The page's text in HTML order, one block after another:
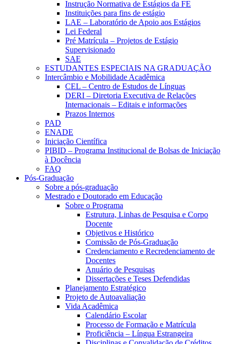
Instrução Normativa de Estágios da FE
Instituições para fins de estágio
LAE – Laboratório de Apoio aos Estágios
Lei Federal
Pré Matrícula – Projetos de Estágio
Supervisionado
SAE
ESTUDANTES ESPECIAIS NA GRADUAÇÃO
Intercâmbio e Mobilidade Acadêmica
CEL – Centro de Estudos de Línguas
DERI – Diretoria Executiva de Relações
Internacionais – Editais e informações
Prazos Internos
PAD
ENADE
Iniciação Científica
PIBID – Programa Institucional de Bolsas de Iniciação
à Docência
FAQ
Pós-Graduação
Sobre a pós-graduação
Mestrado e Doutorado em Educação
Sobre o Programa
Estrutura, Linhas de Pesquisa e Corpo
Docente
Objetivos e Histórico
Comissão de Pós-Graduação
Credenciamento e Recredenciamento de
Docentes
Anuário de Pesquisas
Dissertações e Teses Defendidas
Planejamento Estratégico
Projeto de Autoavaliação
Vida Acadêmica
Calendário Escolar
Processo de Formação e Matrícula
Proficiência – Língua Estrangeira